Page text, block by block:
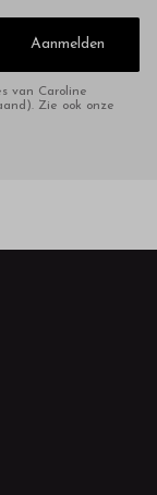
Aanmelden
van Caroline
Zie ook onze